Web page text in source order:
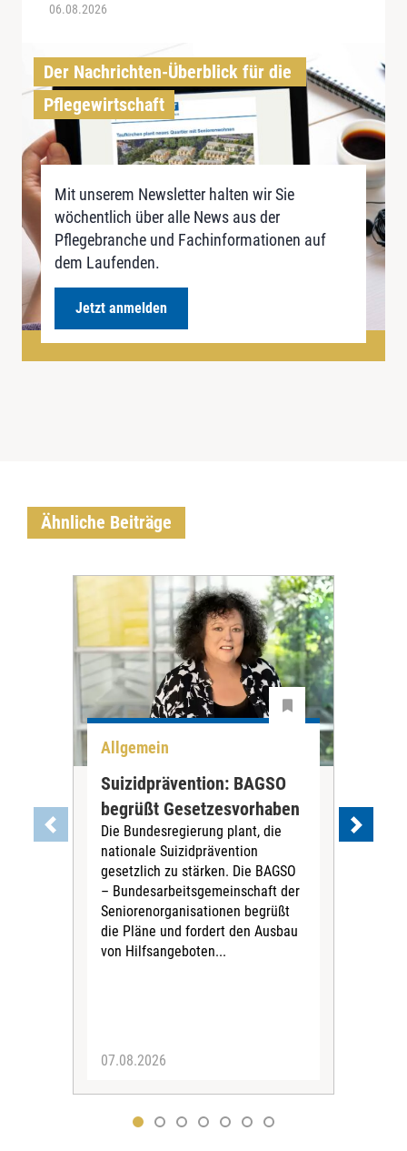
06.08.2026
Der Nachrichten-Überblick für die
Pflegewirtschaft
Mit unserem Newsletter halten wir Sie
wöchentlich über alle News aus der
Pflegebranche und Fachinformationen auf
dem Laufenden.
Jetzt anmelden
Ähnliche Beiträge
Allgemein
Suizidprävention: BAGSO
begrüßt Gesetzesvorhaben
Die Bundesregierung plant, die
nationale Suizidprävention
gesetzlich zu stärken. Die BAGSO
– Bundesarbeitsgemeinschaft der
Seniorenorganisationen begrüßt
die Pläne und fordert den Ausbau
von Hilfsangeboten...
07.08.2026